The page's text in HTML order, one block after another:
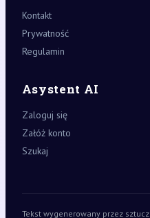
Kontakt
Prywatność
Regulamin
Asystent AI
Zaloguj się
Załóż konto
Szukaj
Tekst wygenerowany przez